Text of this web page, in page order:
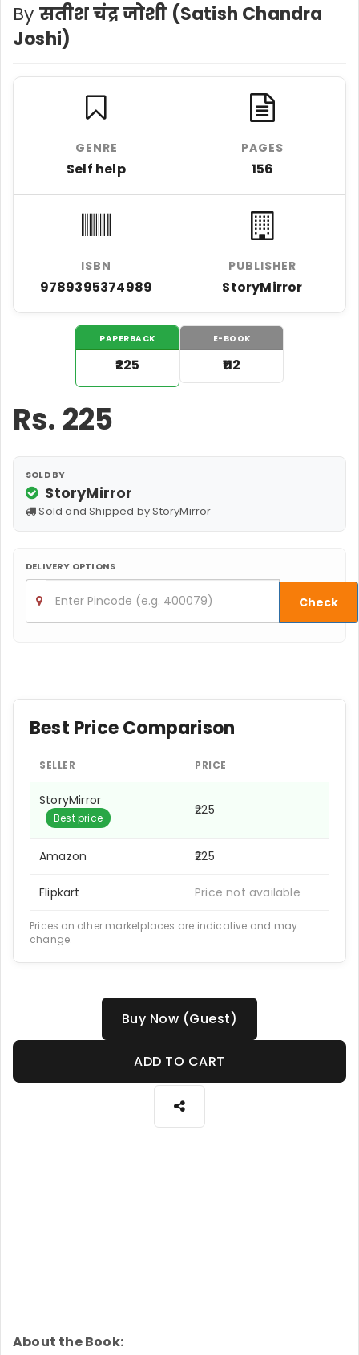
By सतीश चंद्र जोशी (Satish Chandra
Joshi)
GENRE
Self help
PAGES
156
ISBN
9789395374989
PUBLISHER
StoryMirror
PAPERBACK
₹225
E-BOOK
₹112
Rs. 225
SOLD BY
StoryMirror
Sold and Shipped by StoryMirror
DELIVERY OPTIONS
Check
Best Price Comparison
SELLER PRICE
StoryMirror
Best price
₹225
Amazon ₹225
Flipkart Price not available
Prices on other marketplaces are indicative and may
change.
Buy Now (Guest)
ADD TO CART
About the Book: